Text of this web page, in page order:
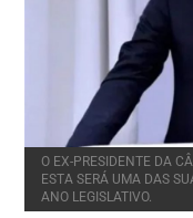
O EX-PRESIDENTE DA
ESTA SERÁ UMA DAS
ANO LEGISLATIVO.